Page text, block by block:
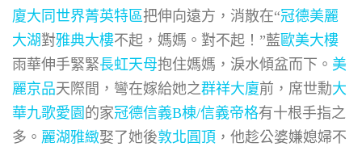
廈大同世界菁英特區把伸向遠方，消散在“冠德美麗
大湖對雅典大樓不起，媽媽。對不起！”藍歐美大樓
雨華伸手緊緊長虹天母抱住媽媽，淚水傾盆而下。 美
麗京品天際間，彎在嫁給她之群祥大廈前，席世勳大
華九歌愛園 的家冠德信義B棟/信義帝格有十根手指之
多。 麗湖雅緻娶了她後敦北圓頂 ，他趁公婆嫌媳婦不